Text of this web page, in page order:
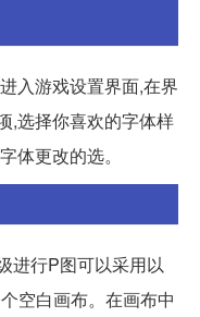
入游戏设置界面,在界
,选择你喜欢的字体样
体更改的选。
进行P图可以采用以
空白画布。在画布中